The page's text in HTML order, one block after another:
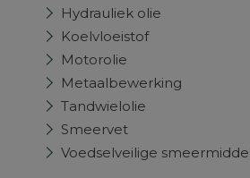
Hydrauliek olie
Koelvloeistof
Motorolie
Metaalbewerking
Tandwielolie
Smeervet
Voedselveilige